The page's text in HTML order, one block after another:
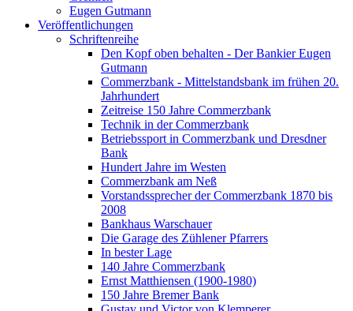
Eugen Gutmann
Veröffentlichungen
Schriftenreihe
Den Kopf oben behalten - Der Bankier Eugen
Gutmann
Commerzbank - Mittelstandsbank im frühen 20.
Jahrhundert
Zeitreise 150 Jahre Commerzbank
Technik in der Commerzbank
Betriebssport in Commerzbank und Dresdner
Bank
Hundert Jahre im Westen
Commerzbank am Neß
Vorstandssprecher der Commerzbank 1870 bis
2008
Bankhaus Warschauer
Die Garage des Zühlener Pfarrers
In bester Lage
140 Jahre Commerzbank
Ernst Matthiensen (1900-1980)
150 Jahre Bremer Bank